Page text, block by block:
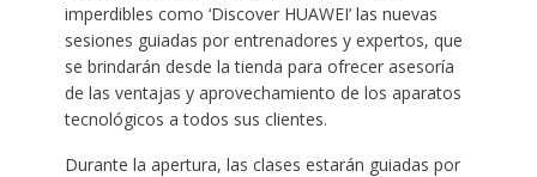
imperdibles como ‘Discover HUAWEI’ las nuevas
sesiones guiadas por entrenadores y expertos, que
se brindarán desde la tienda para ofrecer asesoría
de las ventajas y aprovechamiento de los aparatos
tecnológicos a todos sus clientes.
Durante la apertura, las clases estarán guiadas por